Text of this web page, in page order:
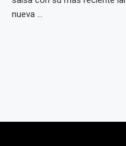
nueva ...